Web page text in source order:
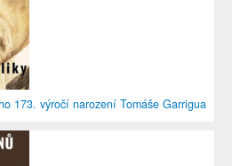
173. výročí narození Tomáše Garrigua